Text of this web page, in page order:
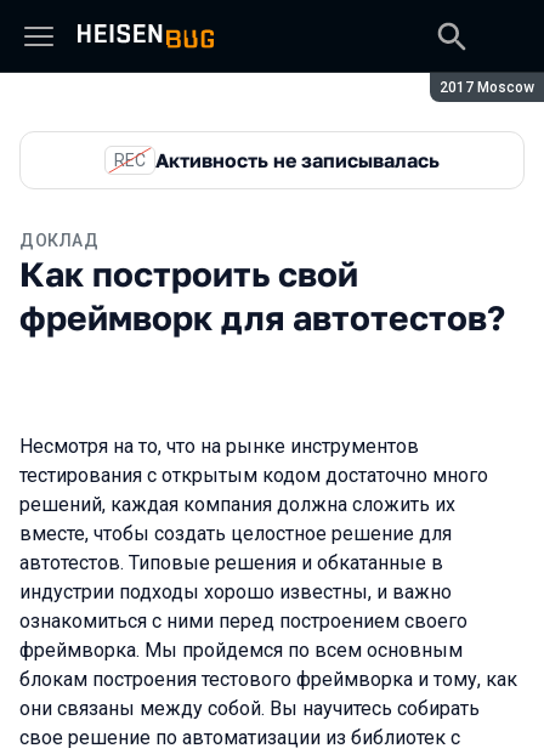
Сезон:
2017 Moscow
REC Активность не записывалась
ДОКЛАД
Как построить свой
фреймворк для автотестов?
Несмотря на то, что на рынке инструментов
тестирования с открытым кодом достаточно много
решений, каждая компания должна сложить их
вместе, чтобы создать целостное решение для
автотестов. Типовые решения и обкатанные в
индустрии подходы хорошо известны, и важно
ознакомиться с ними перед построением своего
фреймворка. Мы пройдемся по всем основным
блокам построения тестового фреймворка и тому, как
они связаны между собой. Вы научитесь собирать
свое решение по автоматизации из библиотек с